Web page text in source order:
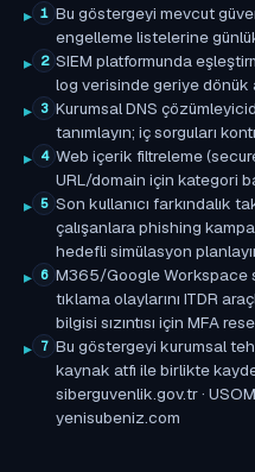
1 Bu göstergeyi mevcut
engelleme listelerine
2 SIEM platformunda
log verisinde geriye dönük
3 Kurumsal DNS
tanımlayın; iç sorguları
4 Web içerik filtreleme
URL/domain için kategori
5 Son kullanıcı farkındalık
çalışanlara phishing
hedefli simülasyon
6 M365/Google Workspace
tıklama olaylarını ITDR
bilgisi sızıntısı için MFA
7 Bu göstergeyi kurumsal
kaynak atfı ile birlikte
siberguvenlik.gov.tr ·
yenisubeniz.com